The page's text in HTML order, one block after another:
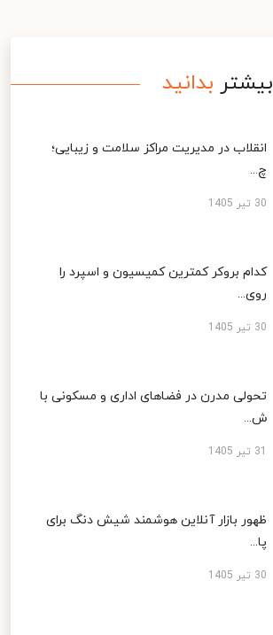
بیشتر بدانید
انقلاب در مدیریت مراکز سلامت و زیبایی؛
چ...
30 تیر 1405
کدام بروکر کمترین کمیسیون و اسپرد را
روی...
30 تیر 1405
تحولی مدرن در فضاهای اداری و مسکونی با
ش...
ظهور بازار آنلاین هوشمند شیش دنگ برای
پا...
30 تیر 1405